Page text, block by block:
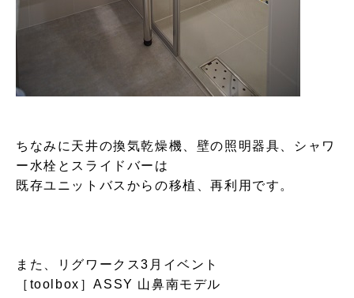
ちなみに天井の換気乾燥機、壁の照明器具、シャワ
ー水栓とスライドバーは
既存ユニットバスからの移植、再利用です。
また、リグワークス3月イベント
［toolbox］ASSY 山鼻南モデル